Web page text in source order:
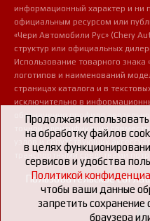
информационный характер и ни
официальным ресурсом или
«Чери Автомобили Рус» (Chery
структур или официальных
Использование товарного знака
логотипов и наименований
страницах каталога и в
исключительно в
обозначения профиля
точной идентификации
узлов и сопутствующих
транспортными средствами
Пользовательское
Продолжая
на обработку файлов
в целях
сервисов и удобства
Политикой
чтобы ваши данные
запретить сохранение
браузера